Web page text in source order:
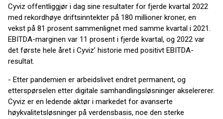
Cyviz offentliggjør i dag sine resultater for fjerde kvartal 2022
med rekordhøye driftsinntekter på 180 millioner kroner, en
vekst på 81 prosent sammenlignet med samme kvartal i 2021.
EBITDA-marginen var 11 prosent i fjerde kvartal, og 2022 var
det første hele året i Cyviz’ historie med positivt EBITDA-
resultat.
- Etter pandemien er arbeidslivet endret permanent, og
etterspørselen etter digitale samhandlingsløsninger akselererer.
Cyviz er en ledende aktør i markedet for avanserte
høykvalitetsløsninger på verdensbasis, noe den sterke